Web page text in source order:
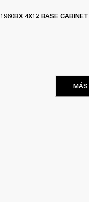
1960BX 4X12 BASE CABINET
MÁS